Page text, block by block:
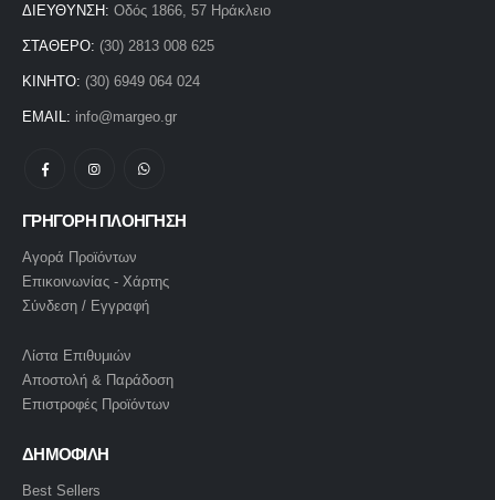
ΔΙΕΥΘΥΝΣΗ: Οδός 1866, 57 Ηράκλειο
ΣΤΑΘΕΡΟ: (30) 2813 008 625
ΚΙΝΗΤΟ: (30) 6949 064 024
EMAIL: info@margeo.gr
ΓΡΗΓΟΡΗ ΠΛΟΗΓΗΣΗ
Αγορά Προϊόντων
Επικοινωνίας - Χάρτης
Σύνδεση / Εγγραφή
Λίστα Επιθυμιών
Αποστολή & Παράδοση
Επιστροφές Προϊόντων
ΔΗΜΟΦΙΛΗ
Best Sellers